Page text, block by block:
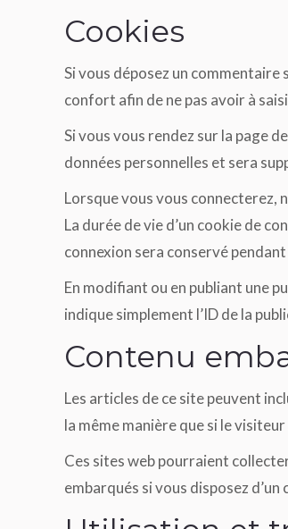
Cookies
Si vous déposez un
confort afin de ne pas avoir à
Si vous vous rendez sur la page
données personnelles et sera
Lorsque vous vous connecterez,
La durée de vie d’un cookie de
connexion sera conservé
En modifiant ou en publiant une
indique simplement l’ID de la
Contenu
Les articles de ce site peuvent
la même manière que si le
Ces sites web pourraient
embarqués si vous disposez